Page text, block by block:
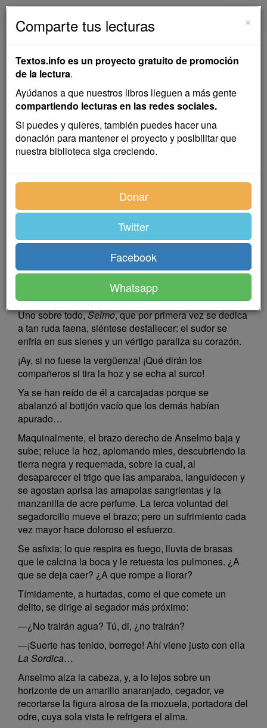
Díptico
Emilia Pardo Bazán
Cuento
La sordica
Las cuatro de la tarde ya y aún no se ha levantado un
soplo de brisa. El calor solar, que agrieta la tierra,
derrite y liquida a los negruzcos segadores
encorvados sobre el mar de oro de la mies sazonada.
Uno sobre todo,Selmo, que por primera vez se dedica
a tan ruda faena, siéntese desfallecer: el sudor se
enfría en sus sienes y un vértigo paraliza su corazón.
¡Ay, si no fuese la vergüenza! ¡Qué dirán los
compañeros si tira la hoz y se echa al surco!
Ya se han reído de él a carcajadas porque se
abalanzó al botijón vacío que los demás habían
apurado…
Maquinalmente, el brazo derecho de Anselmo baja y
sube; reluce la hoz, aplomando mies, descubriendo la
tierra negra y requemada, sobre la cual, al
desaparecer el trigo que las amparaba, languidecen y
se agostan aprisa las amapolas sangrientas y la
manzanilla de acre perfume. La terca voluntad del
segadorcillo mueve el brazo; pero un sufrimiento cada
vez mayor hace doloroso el esfuerzo.
Se asfixia; lo que respira es fuego, lluvia de brasas
que le calcina la boca y le retuesta los pulmones. ¿A
que se deja caer? ¿A que rompe a llorar?
Tímidamente, a hurtadas, como el que comete un
delito, se dirige al segador más próximo:
—¿No trairán agua? Tú, di, ¿no trairán?
—¡Suerte has tenido, borrego! Ahí viene justo con ella
La Sordica…
Anselmo alza la cabeza, y, a lo lejos sobre un
horizonte de un amarillo anaranjado, cegador, ve
recortarse la figura airosa de la mozuela, portadora del
odre, cuya sola vista le refrigera el alma.
×
Comparte tus lecturas
Textos.info es un proyecto gratuito de promoción
de la lectura.
Ayúdanos a que nuestros libros lleguen a más gente
compartiendo lecturas en las redes sociales.
Si puedes y quieres, también puedes hacer una
donación para mantener el proyecto y posibilitar que
nuestra biblioteca siga creciendo.
Donar
Twitter
Facebook
Whatsapp